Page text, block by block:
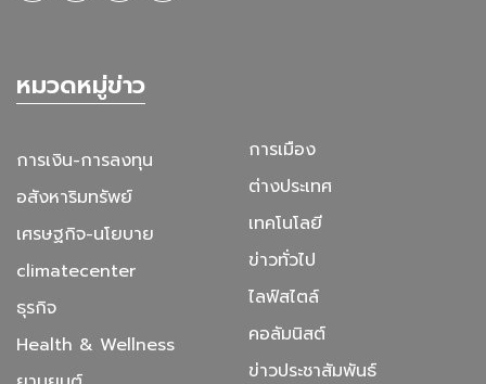
หมวดหมู่ข่าว
การเงิน-การลงทุน
อสังหาริมทรัพย์
เศรษฐกิจ-นโยบาย
climatecenter
ธุรกิจ
Health & Wellness
การเมือง
ต่างประเทศ
เทคโนโลยี
ข่าวทั่วไป
ไลฟ์สไตล์
คอลัมนิสต์
ข่าวประชาสัมพันธ์